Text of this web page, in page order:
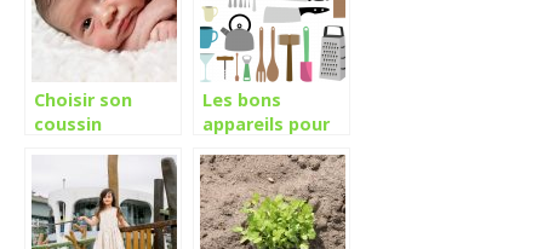
Choisir son
coussin
Les bons
appareils pour